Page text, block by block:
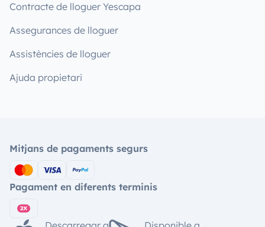
Contracte de lloguer Yescapa
Assegurances de lloguer
Assistències de lloguer
Ajuda propietari
Mitjans de pagaments segurs
Pagament en diferents terminis